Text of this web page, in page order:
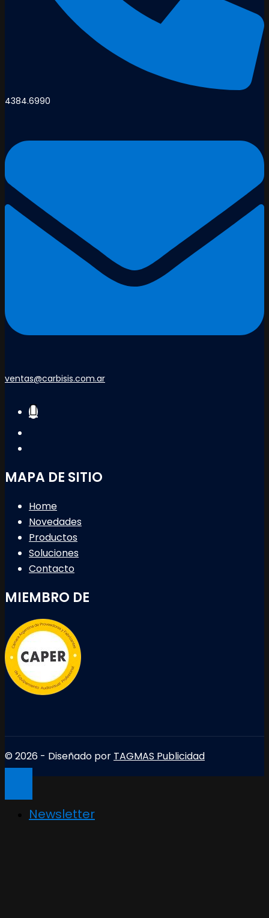
4384.6990
ventas@carbisis.com.ar
MAPA DE SITIO
Home
Novedades
Productos
Soluciones
Contacto
MIEMBRO DE
© 2026 - Diseñado por TAGMAS Publicidad
Newsletter